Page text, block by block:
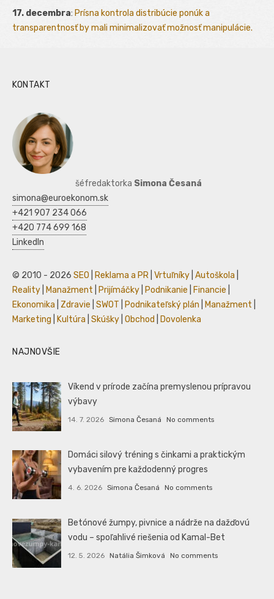
17. decembra: Prísna kontrola distribúcie ponúk a
transparentnosť by mali minimalizovať možnosť manipulácie.
KONTAKT
šéfredaktorka Simona Česaná
simona@euroekonom.sk
+421 907 234 066
+420 774 699 168
LinkedIn
© 2010 - 2026 SEO Reklama a PR Vrtuľníky Autoškola
Reality
Manažment Prijímáčky Podnikanie Financie
Ekonomika
Zdravie SWOT Podnikateľský plán Manažment
Marketing
Kultúra Skúšky Obchod Dovolenka
NAJNOVŠIE
Víkend v prírode začína premyslenou prípravou
výbavy
14. 7. 2026 Simona Česaná No comments
Domáci silový tréning s činkami a praktickým
vybavením pre každodenný progres
4. 6. 2026 Simona Česaná No comments
Betónové žumpy, pivnice a nádrže na dažďovú
vodu – spoľahlivé riešenia od Kamal-Bet
12. 5. 2026 Natália Šimková No comments